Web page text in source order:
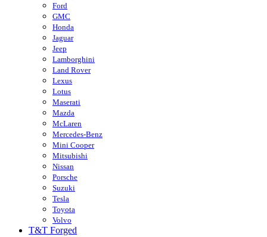
Ford
GMC
Honda
Jaguar
Jeep
Lamborghini
Land Rover
Lexus
Lotus
Maserati
Mazda
McLaren
Mercedes-Benz
Mini Cooper
Mitsubishi
Nissan
Porsche
Suzuki
Tesla
Toyota
Volvo
T&T Forged